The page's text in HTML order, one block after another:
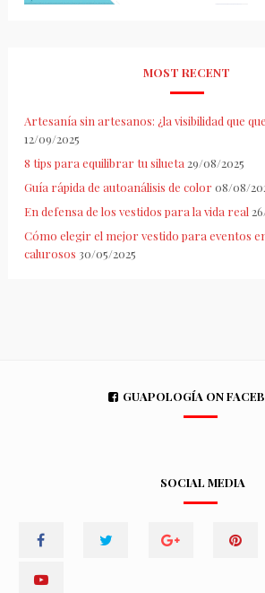
MOST RECENT
Artesanía sin artesanos: ¿la visibilidad que
12/09/2025
8 tips para equilibrar tu silueta 29/08/2025
Guía rápida de autoanálisis de color 08/08/
En defensa de los vestidos para la vida real
Cómo elegir el mejor vestido para eventos
calurosos 30/05/2025
GUAPOLOGÍA ON
SOCIAL MEDIA